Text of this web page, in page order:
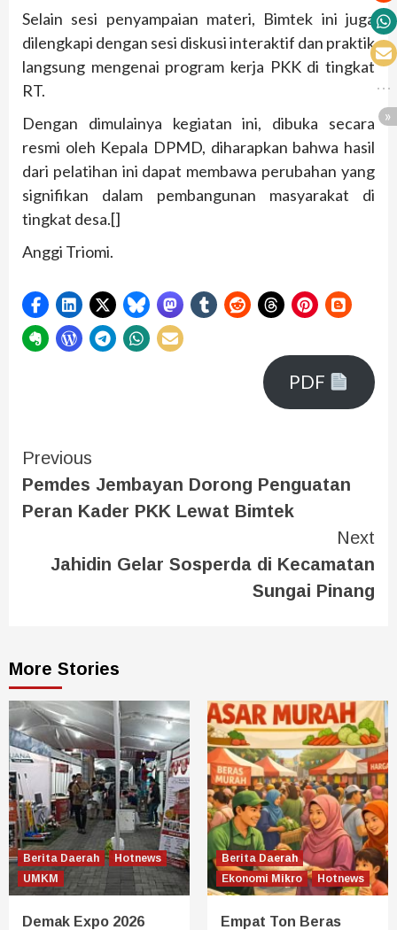
Selain sesi penyampaian materi, Bimtek ini juga
dilengkapi dengan sesi diskusi interaktif dan praktik
langsung mengenai program kerja PKK di tingkat
RT.
Dengan dimulainya kegiatan ini, dibuka secara
resmi oleh Kepala DPMD, diharapkan bahwa hasil
dari pelatihan ini dapat membawa perubahan yang
signifikan dalam pembangunan masyarakat di
tingkat desa.[]
Anggi Triomi.
PDF
Previous
Pemdes Jembayan Dorong Penguatan
Peran Kader PKK Lewat Bimtek
Next
Jahidin Gelar Sosperda di Kecamatan
Sungai Pinang
More Stories
Berita Daerah
Hotnews
UMKM
Demak Expo 2026
Berita Daerah
Ekonomi Mikro
Hotnews
Empat Ton Beras